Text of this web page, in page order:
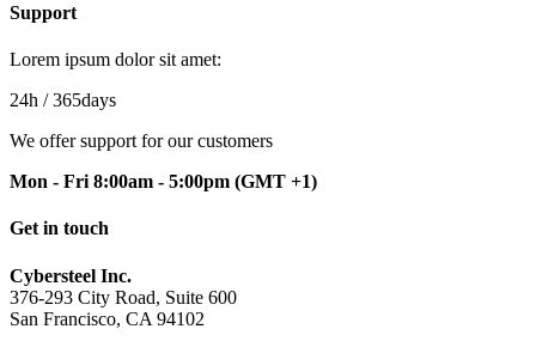
Support
Lorem ipsum dolor sit amet:
24h / 365days
We offer support for our customers
Mon - Fri 8:00am - 5:00pm (GMT +1)
Get in touch
Cybersteel Inc.
376-293 City Road, Suite 600
San Francisco, CA 94102